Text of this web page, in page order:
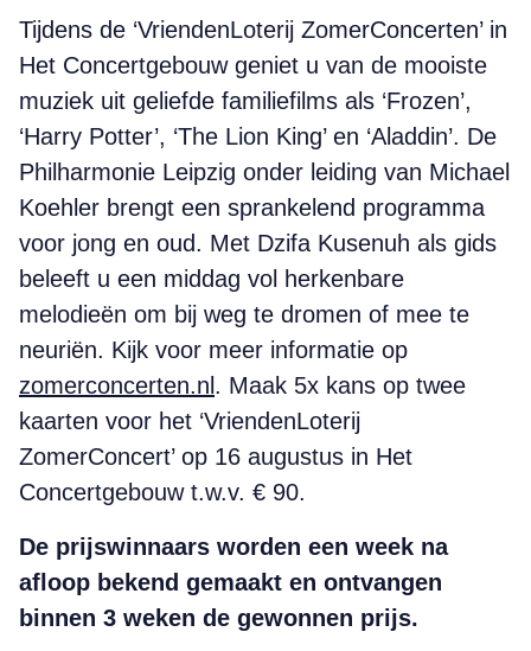
Tijdens de ‘VriendenLoterij ZomerConcerten’ in
Het Concertgebouw geniet u van de mooiste
muziek uit geliefde familiefilms als ‘Frozen’,
‘Harry Potter’, ‘The Lion King’ en ‘Aladdin’. De
Philharmonie Leipzig onder leiding van Michael
Koehler brengt een sprankelend programma
voor jong en oud. Met Dzifa Kusenuh als gids
beleeft u een middag vol herkenbare
melodieën om bij weg te dromen of mee te
neuriën. Kijk voor meer informatie op
zomerconcerten.nl . Maak 5x kans op twee
kaarten voor het ‘VriendenLoterij
ZomerConcert’ op 16 augustus in Het
Concertgebouw t.w.v. € 90.
De prijswinnaars worden een week na
afloop bekend gemaakt en ontvangen
binnen 3 weken de gewonnen prijs.